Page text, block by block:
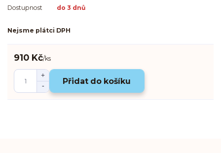
Dostupnost do 3 dnů
Nejsme plátci DPH
910 Kč/ks
Přidat do košíku